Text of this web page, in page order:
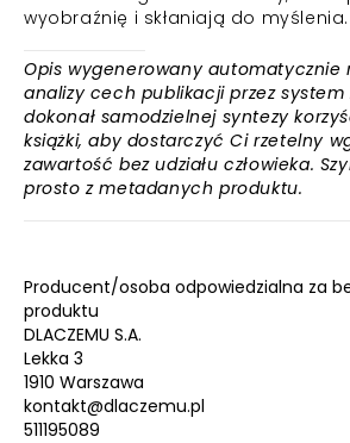
wyobraźnię i skłaniają do myślenia.
Opis wygenerowany automatycznie
analizy cech publikacji przez system
dokonał samodzielnej syntezy
książki, aby dostarczyć Ci rzetelny
zawartość bez udziału człowieka.
prosto z metadanych produktu.
Producent/osoba odpowiedzialna za
produktu
DLACZEMU S.A.
Lekka 3
1910 Warszawa
kontakt@dlaczemu.pl
511195089